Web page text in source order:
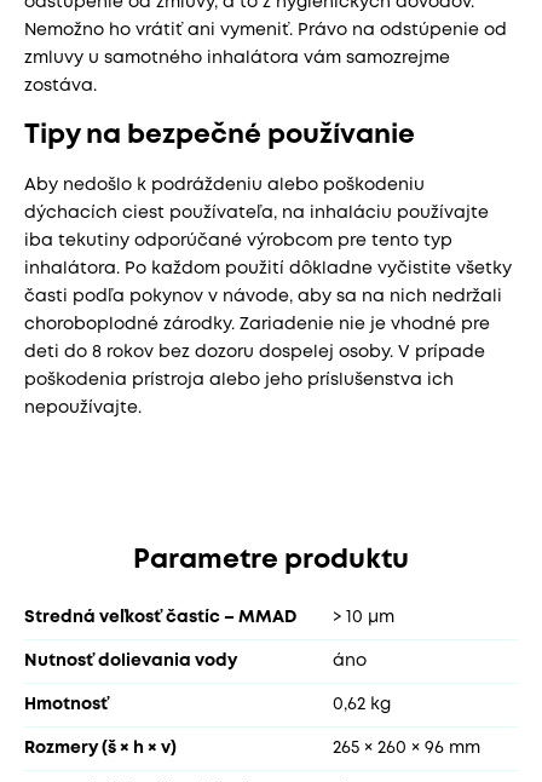
Nemožno ho vrátiť ani vymeniť. Právo na odstúpenie od
zmluvy u samotného inhalátora vám samozrejme
zostáva.
Tipy na bezpečné používanie
Aby nedošlo k podráždeniu alebo poškodeniu
dýchacích ciest používateľa, na inhaláciu používajte
iba tekutiny odporúčané výrobcom pre tento typ
inhalátora. Po každom použití dôkladne vyčistite všetky
časti podľa pokynov v návode, aby sa na nich nedržali
choroboplodné zárodky. Zariadenie nie je vhodné pre
deti do 8 rokov bez dozoru dospelej osoby. V prípade
poškodenia prístroja alebo jeho príslušenstva ich
nepoužívajte.
Parametre produktu
Stredná veľkosť častíc – MMAD > 10 μm
Nutnosť dolievania vody áno
Hmotnosť 0,62 kg
Rozmery (š × h × v) 265 × 260 × 96 mm